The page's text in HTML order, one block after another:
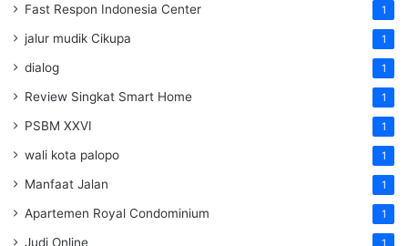
Fast Respon Indonesia Center 1
jalur mudik Cikupa 1
dialog 1
Review Singkat Smart Home 1
PSBM XXVI 1
wali kota palopo 1
Manfaat Jalan 1
Apartemen Royal Condominium 1
Judi Online 1